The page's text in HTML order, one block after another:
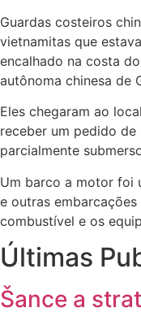
Guardas costeiros
vietnamitas que
encalhado na costa
autônoma chinesa de
Eles chegaram ao
receber um pedido
parcialmente
Um barco a motor foi
e outras
combustível e os
Últimas
Šance a